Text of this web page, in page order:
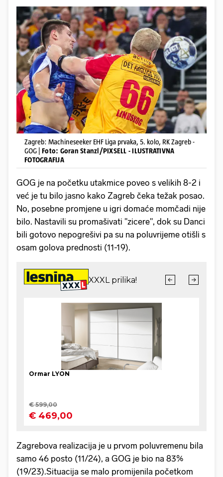
Zagreb: Machineseeker EHF Liga prvaka, 5. kolo, RK Zagreb -
GOG | Foto: Goran Stanzl/PIXSELL - ILUSTRATIVNA
FOTOGRAFIJA
GOG je na početku utakmice poveo s velikih 8-2 i
već je tu bilo jasno kako Zagreb čeka težak posao.
No, posebne promjene u igri domaće momčadi nije
bilo. Nastavili su promašivati "zicere", dok su Danci
bili gotovo nepogrešivi pa su na poluvrijeme otišli s
osam golova prednosti (11-19).
Zagrebova realizacija je u prvom poluvremenu bila
samo 46 posto (11/24), a GOG je bio na 83%
(19/23).Situacija se malo promijenila početkom